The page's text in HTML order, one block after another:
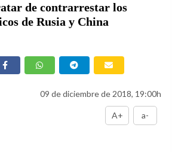
de contrarrestar los
de Rusia y China
09 de diciembre de 2018, 19:00h
A+ a-